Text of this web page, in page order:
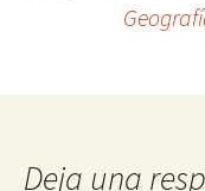
Deja una